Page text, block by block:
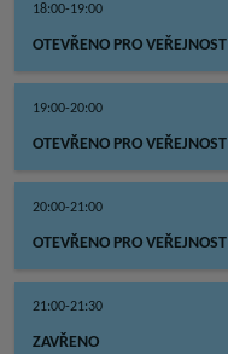
18:00-19:00
OTEVŘENO PRO VEŘEJNOST
19:00-20:00
OTEVŘENO PRO VEŘEJNOST
20:00-21:00
OTEVŘENO PRO VEŘEJNOST
21:00-21:30
ZAVŘENO